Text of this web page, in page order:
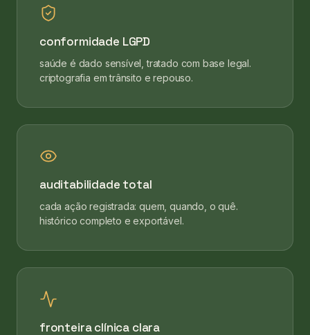
conformidade LGPD
saúde é dado sensível, tratado com base legal.
criptografia em trânsito e repouso.
auditabilidade total
cada ação registrada: quem, quando, o quê.
histórico completo e exportável.
fronteira clínica clara